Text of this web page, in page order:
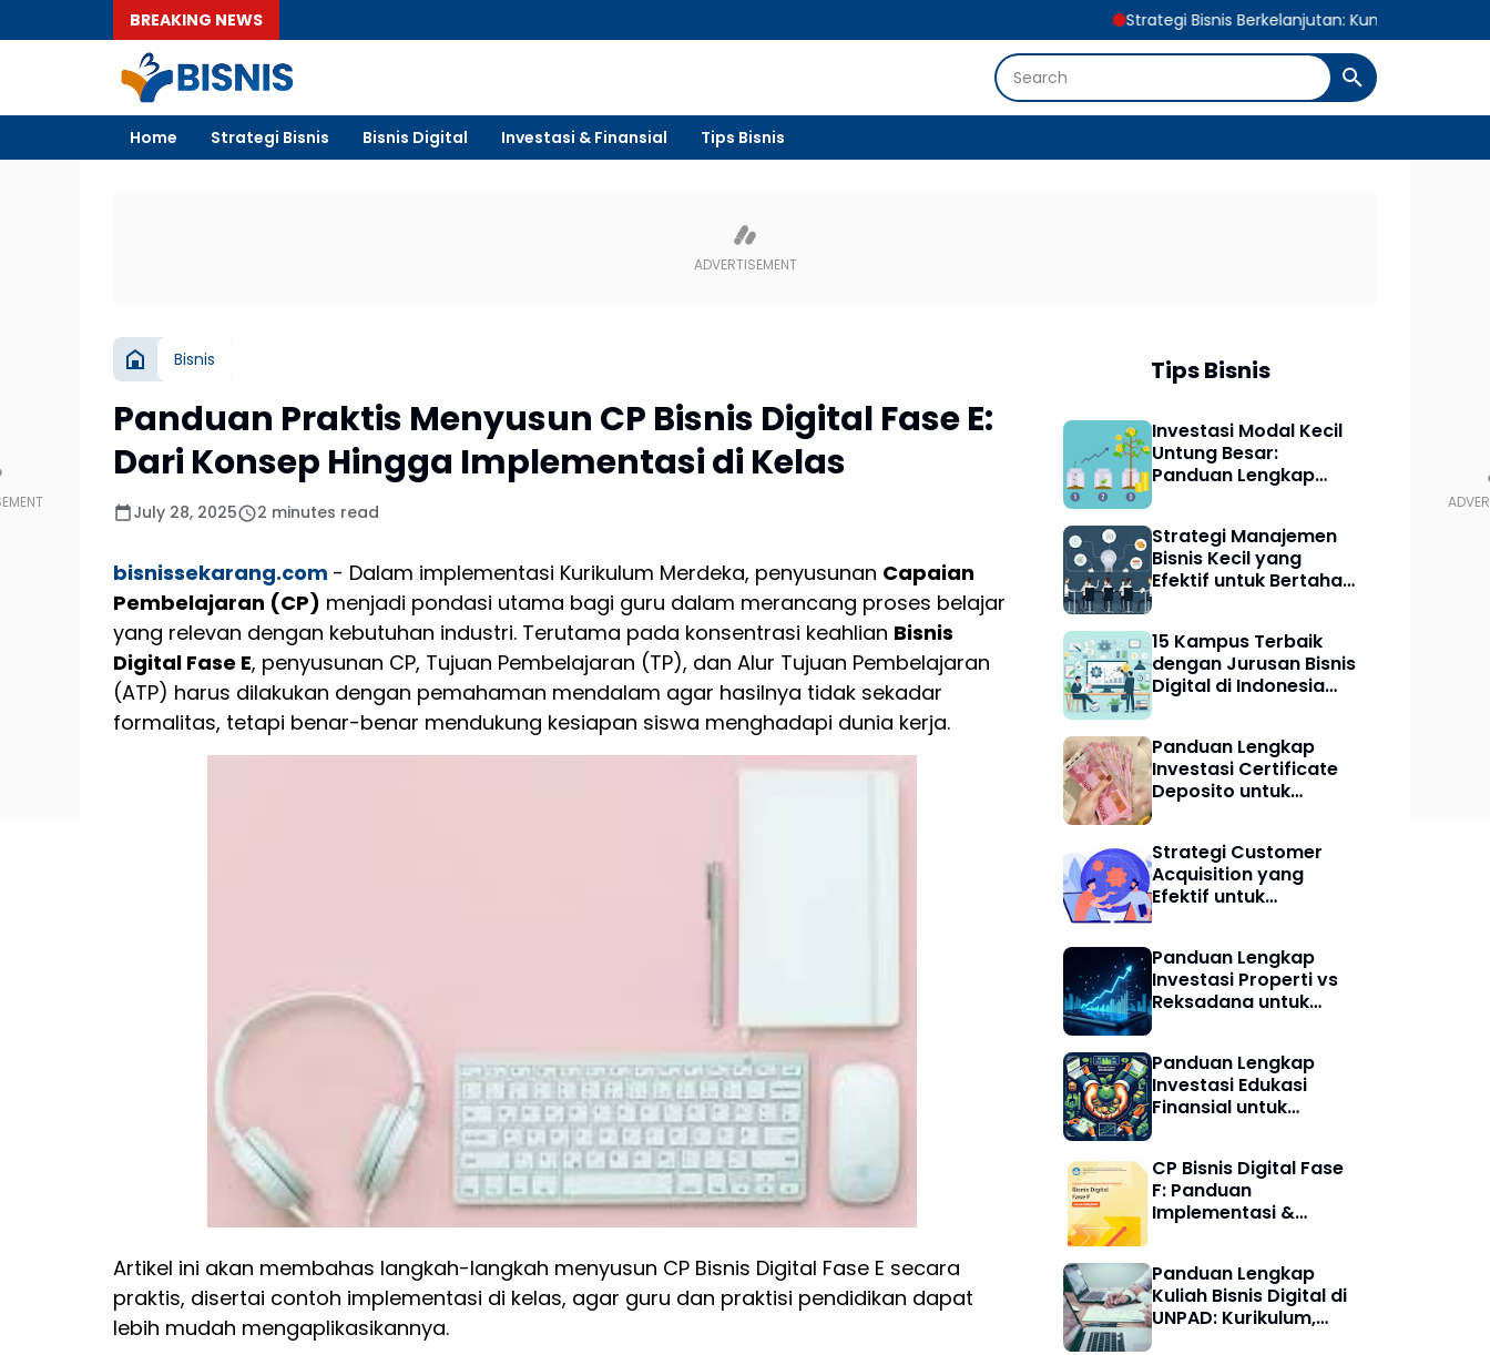
BREAKING NEWS Strategi Bisnis Berkelanjutan: Kunci Pertumbuhan Digital
Home Strategi Bisnis Bisnis Digital Investasi & Finansial Tips Bisnis
Bisnis
Panduan Praktis Menyusun CP Bisnis Digital Fase E:
Dari Konsep Hingga Implementasi di Kelas
July 28, 2025 2 minutes read
bisnissekarang.com - Dalam implementasi Kurikulum Merdeka, penyusunan Capaian
Pembelajaran (CP) menjadi pondasi utama bagi guru dalam merancang proses belajar
yang relevan dengan kebutuhan industri. Terutama pada konsentrasi keahlian Bisnis
Digital Fase E, penyusunan CP, Tujuan Pembelajaran (TP), dan Alur Tujuan Pembelajaran
(ATP) harus dilakukan dengan pemahaman mendalam agar hasilnya tidak sekadar
formalitas, tetapi benar-benar mendukung kesiapan siswa menghadapi dunia kerja.
Artikel ini akan membahas langkah-langkah menyusun CP Bisnis Digital Fase E secara
praktis, disertai contoh implementasi di kelas, agar guru dan praktisi pendidikan dapat
lebih mudah mengaplikasikannya.
Tips Bisnis
Investasi Modal Kecil
Untung Besar:
Panduan Lengkap
Strategi Manajemen
Bisnis Kecil yang
Efektif untuk Bertahan
15 Kampus Terbaik
dengan Jurusan Bisnis
Digital di Indonesia
Panduan Lengkap
Investasi Certificate
Deposito untuk
Keuangan Digital
Strategi Customer
Acquisition yang
Efektif untuk
Digital
Panduan Lengkap
Investasi Properti vs
Reksadana untuk
Panduan Lengkap
Investasi Edukasi
Finansial untuk
CP Bisnis Digital Fase
F: Panduan
Implementasi &
Panduan Lengkap
Kuliah Bisnis Digital di
UNPAD: Kurikulum,